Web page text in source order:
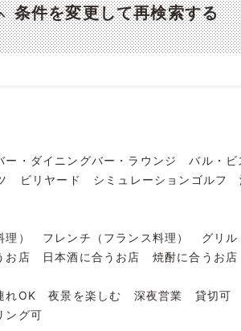
条件を変更して再検索する
ー・ダイニングバー・ラウンジ バル・ビ
ビリヤード シミュレーションゴルフ
） フレンチ（フランス料理） グリル
お店 日本酒に合うお店
焼酎に合うお店
れOK 夜景を楽しむ 深夜営業 貸切可
ング可